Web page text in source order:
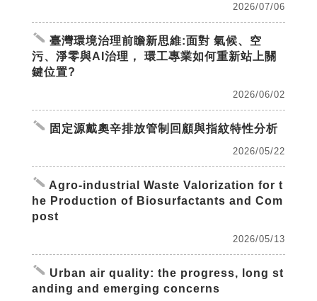
2026/07/06
create 臺灣環境治理前瞻新思維:面對 氣候、空
污、淨零與AI治理， 環工專業如何重新站上關
鍵位置?
2026/06/02
create 固定源戴奧辛排放管制回顧與指紋特性分析
2026/05/22
create Agro-industrial Waste Valorization for t
he Production of Biosurfactants and Com
post
2026/05/13
create Urban air quality: the progress, long st
anding and emerging concerns